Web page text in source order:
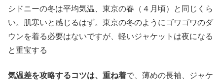
シドニーの冬は平均気温、東京の春（４月頃）と同じくら
い。肌寒いと感じるはず。東京の冬のようにゴワゴワのダ
ウンを着る必要はないですが、軽いジャケットは夜になる
と重宝する
気温差を攻略するコツは、重ね着で、薄めの長袖、ジャケ